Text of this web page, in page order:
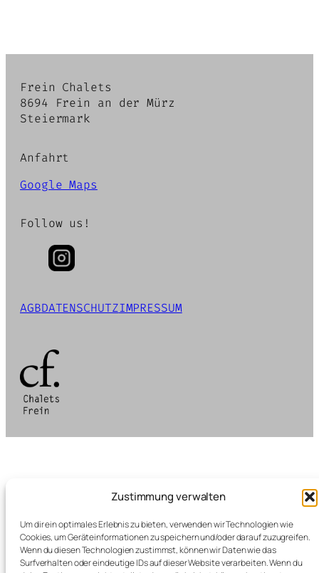
Zustimmung verwalten
Um dir ein optimales Erlebnis zu bieten, verwenden wir Technologien wie
Cookies, um Geräteinformationen zu speichern und/oder darauf zuzugreifen.
Wenn du diesen Technologien zustimmst, können wir Daten wie das
Surfverhalten oder eindeutige IDs auf dieser Website verarbeiten. Wenn du
Frein Chalets
8694 Frein an der Mürz
Steiermark
Anfahrt
Google Maps
Follow us!
AGBDATENSCHUTZIMPRESSUM